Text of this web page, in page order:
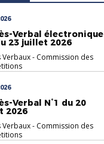
Verbal électronique
23 juillet 2026
Verbaux- Commission des
Verbal N°1 du 20
2026
Verbaux- Commission des